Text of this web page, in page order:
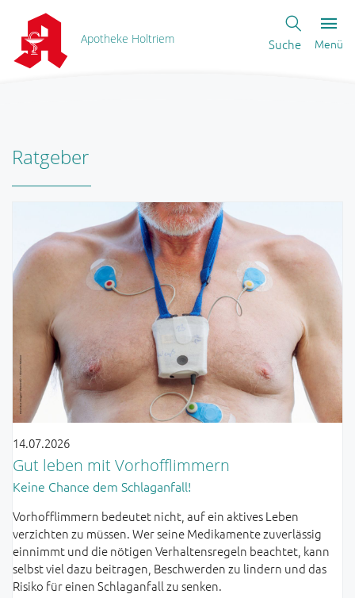
Apotheke Holtriem Suche Menü
Ratgeber
14.07.2026
Gut leben mit Vorhofflimmern
Keine Chance dem Schlaganfall!
Vorhofflimmern bedeutet nicht, auf ein aktives Leben
verzichten zu müssen. Wer seine Medikamente zuverlässig
einnimmt und die nötigen Verhaltensregeln beachtet, kann
selbst viel dazu beitragen, Beschwerden zu lindern und das
Risiko für einen Schlaganfall zu senken.